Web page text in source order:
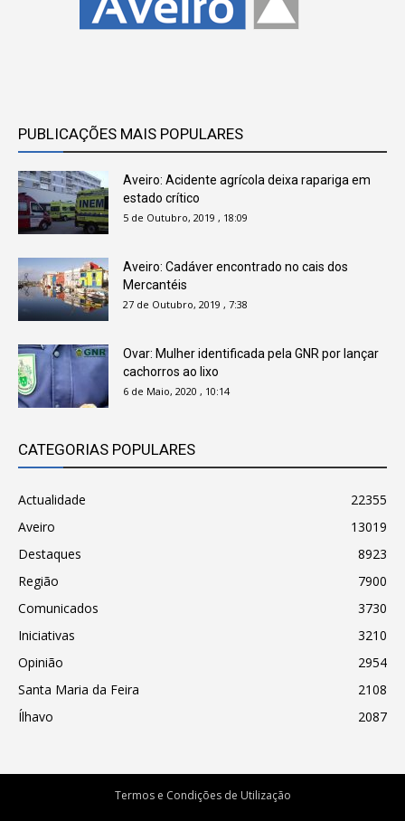
PUBLICAÇÕES MAIS POPULARES
Aveiro: Acidente agrícola deixa rapariga em
estado crítico
5 de Outubro, 2019 , 18:09
Aveiro: Cadáver encontrado no cais dos
Mercantéis
27 de Outubro, 2019 , 7:38
Ovar: Mulher identificada pela GNR por lançar
cachorros ao lixo
6 de Maio, 2020 , 10:14
CATEGORIAS POPULARES
Actualidade
22355
Aveiro
13019
Destaques
8923
Região
7900
Comunicados
3730
Iniciativas
3210
Opinião
2954
Santa Maria da Feira
2108
Ílhavo
2087
Termos e Condições de Utilização